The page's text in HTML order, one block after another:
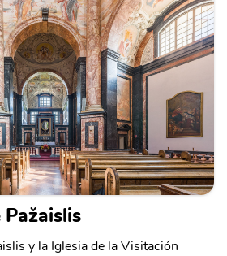
y la Iglesia de la Visitación